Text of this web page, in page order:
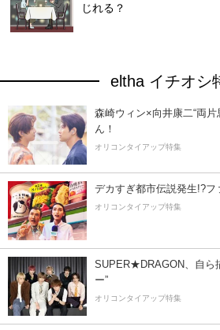
じれる？
eltha イチオシ
森崎ウィン×向井康二“両片
ん！
オリコンタイアップ特集
デカすぎ都市伝説発生!?
オリコンタイアップ特集
SUPER★DRAGON、自ら
ー”
オリコンタイアップ特集